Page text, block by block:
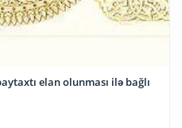
elan olunması ilə bağlı